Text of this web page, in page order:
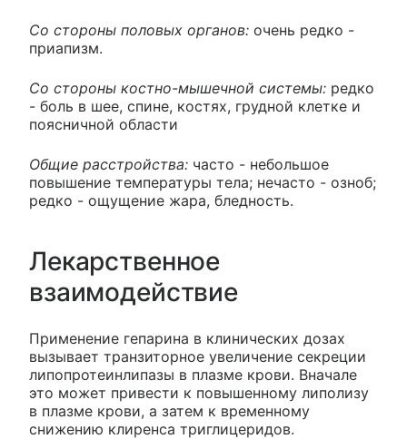
Со стороны половых органов: очень редко -
приапизм.
Со стороны костно-мышечной системы: редко
- боль в шее, спине, костях, грудной клетке и
поясничной области
Общие расстройства: часто - небольшое
повышение температуры тела; нечасто - озноб;
редко - ощущение жара, бледность.
Лекарственное
взаимодействие
Применение гепарина в клинических дозах
вызывает транзиторное увеличение секреции
липопротеинлипазы в плазме крови. Вначале
это может привести к повышенному липолизу
в плазме крови, а затем к временному
снижению клиренса триглицеридов.